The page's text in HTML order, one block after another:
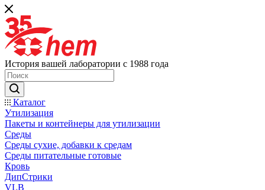
История вашей лаборатории с 1988 года
Каталог
Утилизация
Пакеты и контейнеры для утилизации
Среды
Среды сухие, добавки к средам
Среды питательные готовые
Кровь
ДипСтрики
VLB